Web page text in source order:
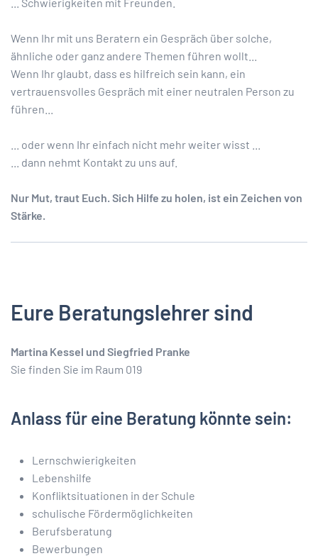
Wenn Ihr mit uns Beratern ein Gespräch über solche,
ähnliche oder ganz andere Themen führen wollt...
Wenn Ihr glaubt, dass es hilfreich sein kann, ein
vertrauensvolles Gespräch mit einer neutralen Person zu
führen...
... oder wenn Ihr einfach nicht mehr weiter wisst ...
... dann nehmt Kontakt zu uns auf.
Nur Mut, traut Euch. Sich Hilfe zu holen, ist ein Zeichen von
Stärke.
Eure Beratungslehrer sind
Martina Kessel und Siegfried Pranke
Sie finden Sie im Raum 019
Anlass für eine Beratung könnte sein:
Lernschwierigkeiten
Lebenshilfe
Konfliktsituationen in der Schule
schulische Fördermöglichkeiten
Berufsberatung
Bewerbungen